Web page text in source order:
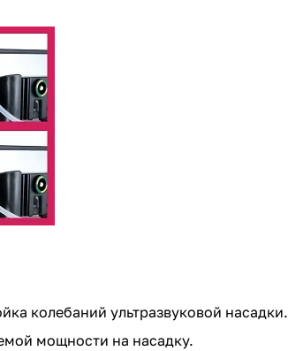
колебаний ультразвуковой насадки.
мощности на насадку.